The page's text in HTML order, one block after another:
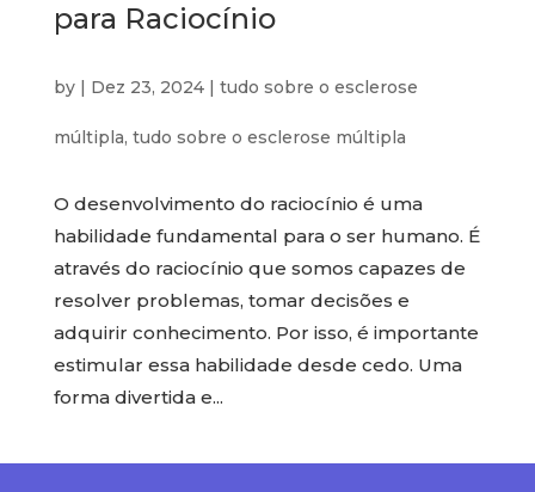
para Raciocínio
by | Dez 23, 2024| tudo sobre o esclerose
múltipla, tudo sobre o esclerose múltipla
O desenvolvimento do raciocínio é uma
habilidade fundamental para o ser humano. É
através do raciocínio que somos capazes de
resolver problemas, tomar decisões e
adquirir conhecimento. Por isso, é importante
estimular essa habilidade desde cedo. Uma
forma divertida e...